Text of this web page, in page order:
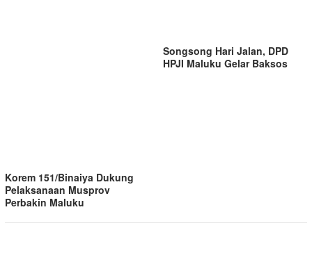
Songsong Hari Jalan, DPD
HPJI Maluku Gelar Baksos
Korem 151/Binaiya Dukung
Pelaksanaan Musprov
Perbakin Maluku